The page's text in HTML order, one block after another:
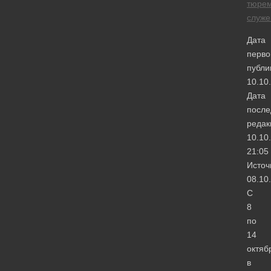
Дата
Дата
21:05
С
8
по
14
в